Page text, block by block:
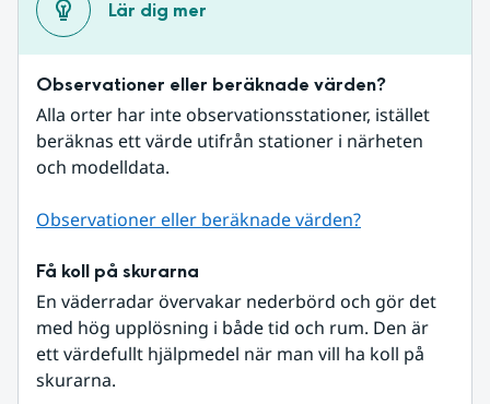
Lär dig mer
Observationer eller beräknade värden?
Alla orter har inte observationsstationer, istället
beräknas ett värde utifrån stationer i närheten
och modelldata.
Observationer eller beräknade värden?
Få koll på skurarna
En väderradar övervakar nederbörd och gör det
med hög upplösning i både tid och rum. Den är
ett värdefullt hjälpmedel när man vill ha koll på
skurarna.